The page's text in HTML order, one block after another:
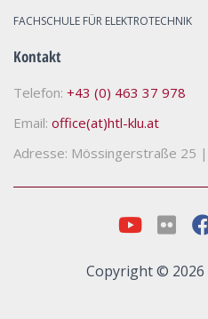
FACHSCHULE FÜR ELEKTROTECHNIK
Kontakt
Telefon: +43 (0) 463 37 978
Email: office(at)htl-klu.at
Adresse: Mössingerstraße 25 |
Copyright © 2026